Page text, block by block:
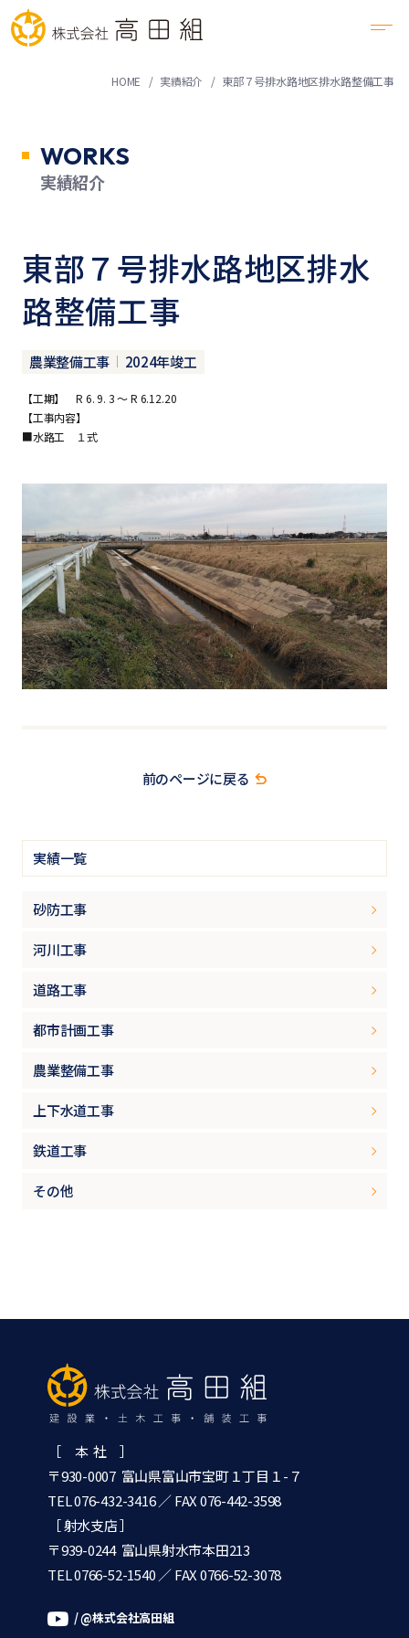
HOME 実績紹介 東部７号排水路地区排水路整備工事
WORKS
実績紹介
実績一覧
砂防工事
河川工事
道路工事
都市計画工事
農業整備工事
上下水道工事
鉄道工事
その他
東部７号排水路地区排水
路整備工事
農業整備工事 2024年竣工
【工期】 R 6. 9. 3 ～ R 6.12.20
【工事内容】
■水路工 １式
前のページに戻る
［ 本 社 ］
〒930-0007 富山県富山市宝町１丁目１-７
TEL 076-432-3416／ FAX 076-442-3598
［ 射水支店 ］
〒939-0244 富山県射水市本田213
TEL 0766-52-1540 ／ FAX 0766-52-3078
/ @株式会社高田組